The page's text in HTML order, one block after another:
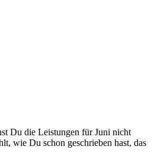
Du die Leistungen für Juni nicht
wie Du schon geschrieben hast, das